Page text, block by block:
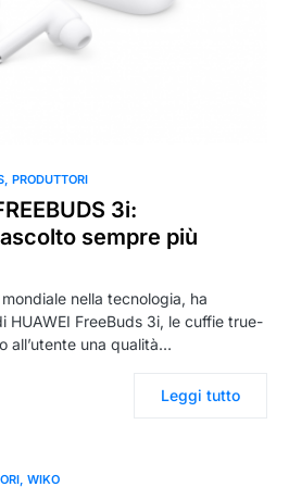
PRODUTTORI
3i:
sempre più
nella tecnologia, ha
HUAWEI FreeBuds 3i, le cuffie true-
all’utente una qualità…
Leggi tutto
WIKO